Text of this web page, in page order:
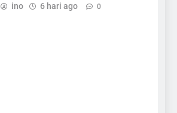
ino 6 hari ago 0